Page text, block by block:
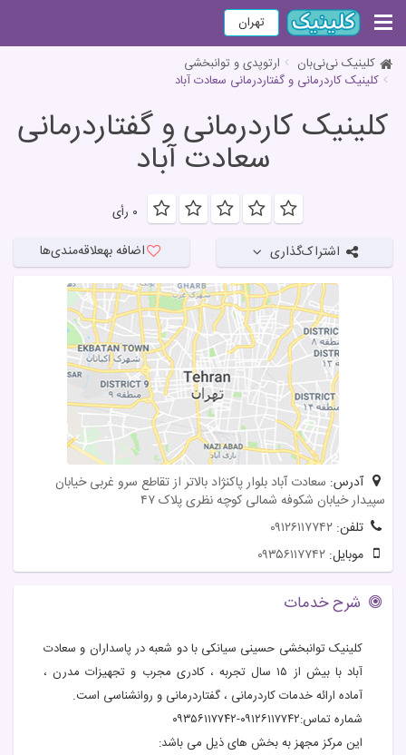
تهران
کلینیک نی‌نی‌بان
ارتوپدی و توانبخشی
کلینیک کاردرمانی و گفتاردرمانی سعادت آباد
کلینیک کاردرمانی و گفتاردرمانی
سعادت آباد
۰ رأی
اشتراک‌گذاری اضافه بهعلاقه‌مندی‌ها
آدرس: سعادت آباد بلوار پاکنژاد بالاتر از تقاطع سرو غربی خیابان
سپیدار خیابان شکوفه شمالی کوچه نظری پلاک ۴۷
تلفن: ۰۹۱۲۶۱۱۷۷۴۲
موبایل: ۰۹۳۵۶۱۱۷۷۴۲
شرح خدمات
کلینیک توانبخشی حسینی سیانکی با دو شعبه در پاسداران و سعادت
آباد با بیش از ۱۵ سال تجربه ، کادری مجرب و تجهیزات مدرن ،
آماده ارائه خدمات کاردرمانی ، گفتاردرمانی و روانشناسی است.
شماره تماس:۰۹۱۲۶۱۱۷۷۴۲-۰۹۳۵۶۱۱۷۷۴۲
این مرکز مجهز به بخش های ذیل می باشد: